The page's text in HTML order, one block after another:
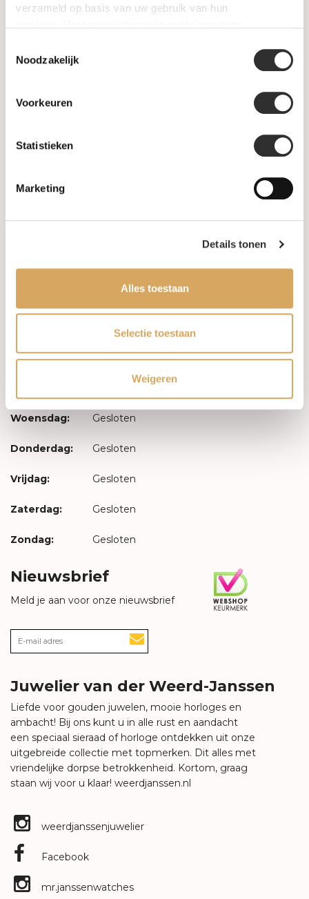
verzameld op basis van uw gebruik van hun
Noodzakelijk
Voorkeuren
Statistieken
Marketing
Details tonen
Alles toestaan
Selectie toestaan
Weigeren
Levertijd & verzendkosten
Maandag: Gesloten
Woensdag: Gesloten
Donderdag: Gesloten
Vrijdag: Gesloten
Zaterdag: Gesloten
Zondag: Gesloten
Nieuwsbrief
Meld je aan voor onze nieuwsbrief
Juwelier van der Weerd-Janssen
Liefde voor gouden juwelen, mooie horloges en
ambacht! Bij ons kunt u in alle rust en aandacht
een speciaal sieraad of horloge ontdekken uit onze
uitgebreide collectie met topmerken. Dit alles met
vriendelijke dorpse betrokkenheid. Kortom, graag
staan wij voor u klaar! weerdjanssen.nl
weerdjanssenjuwelier
Facebook
mr.janssenwatches